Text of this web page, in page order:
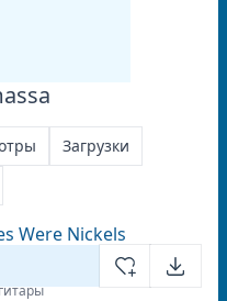
Загрузки
Were Nickels